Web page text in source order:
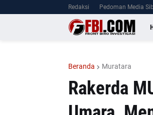
Redaksi Pedoman Media
Beranda Muratara
Rakerda